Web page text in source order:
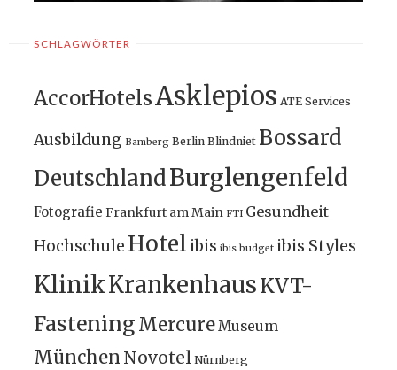
SCHLAGWÖRTER
AccorHotelsAsklepios ATE Services
Ausbildung Bamberg Berlin Blindniet Bossard
DeutschlandBurglengenfeld
Fotografie Frankfurt am Main FTI Gesundheit
Hochschule Hotel ibis ibis budget ibis Styles
KlinikKrankenhausKVT-
FasteningMercureMuseum
München Novotel Nürnberg